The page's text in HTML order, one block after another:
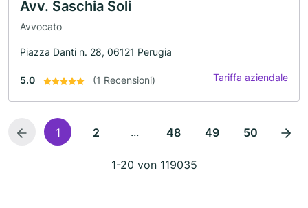
Avv. Saschia Soli
Avvocato
Piazza Danti n. 28, 06121 Perugia
5.0 (1 Recensioni) Tariffa aziendale
1 2 ... 48 49 50
1-20 von 119035